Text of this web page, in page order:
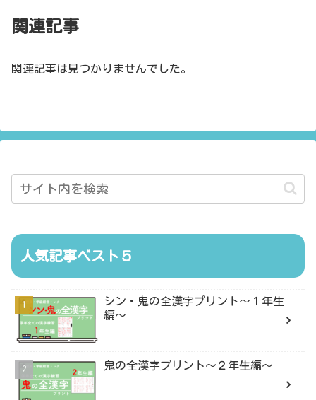
関連記事
関連記事は見つかりませんでした。
人気記事ベスト５
シン・鬼の全漢字プリント〜１年生
編〜
鬼の全漢字プリント〜２年生編〜